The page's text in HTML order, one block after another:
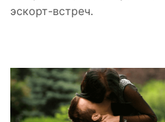
эскорт-встреч.